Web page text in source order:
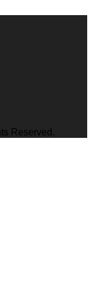
Reserved.